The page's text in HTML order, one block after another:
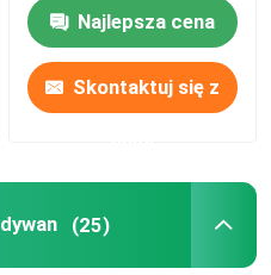
Najlepsza cena
Skontaktuj się z
(25)